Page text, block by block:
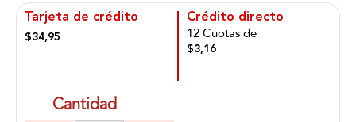
Tarjeta de crédito
$34,95
Crédito directo
12 Cuotas de
$3,16
Cantidad